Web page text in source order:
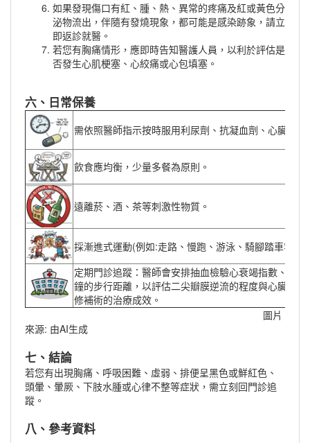
如果發現傷口有紅、腫、熱、異常的疼痛及紅或黃色分
泌物流出，伴隨有發燒現象，都可能是感染跡象，請立
即返診就醫。
若您有胸痛情形，應即時告知醫護人員，以利於評估是
否發生心肌梗塞、心絞痛或心包填塞。
六、日常保養
需依照醫師指示按時服用利尿劑、抗凝血劑、心臟衰
飲食應均衡，少量多餐為原則。
遠離菸、酒、茶等刺激性物質。
採漸進式運動(例如:走路、慢跑、游泳、騎腳踏車等)
定期門診追蹤：醫師會安排抽血檢驗心衰竭指數、進
鐘的步行距離，以評估二尖瓣膜逆流的程度與心臟功
修補術的治療成效。
圖片
來源: 由AI生成
七、結論
若您有出現胸痛、呼吸困難、虛弱、排便呈黑色或鮮紅色、
頭暈、暈厥、下肢水腫或心律不整等症狀，需立刻回門診追
蹤。
八、參考資料